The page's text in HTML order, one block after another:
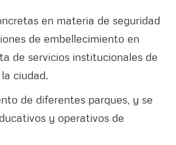
en materia de seguridad
de embellecimiento en
de servicios institucionales de
ciudad.
de diferentes parques, y se
y operativos de